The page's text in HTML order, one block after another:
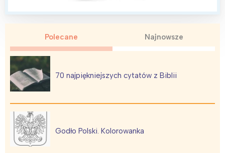
Polecane Najnowsze
70 najpiękniejszych cytatów z Biblii
Godło Polski. Kolorowanka